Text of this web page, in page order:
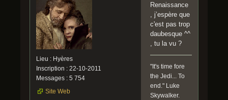
Lieu : Hyères
Inscription : 22-10-2011
Messages : 5 754
Site Web
Renaissance
, j’espère que
c'est pas trop
daubesque ^^
, tu la vu ?
"It's time fore
the Jedi... To
end." Luke
Skywalker.